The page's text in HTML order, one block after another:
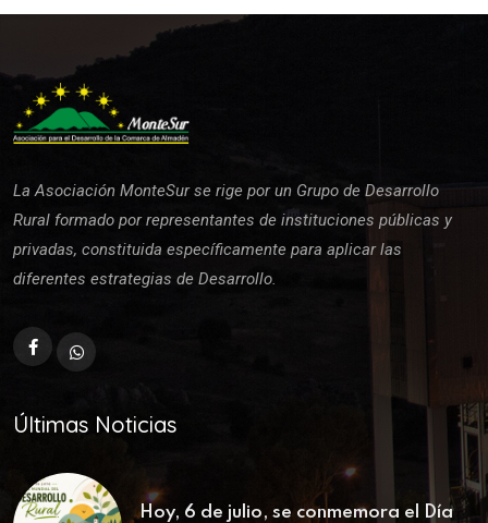
La Asociación MonteSur se rige por un Grupo de Desarrollo
Rural formado por representantes de instituciones públicas y
privadas, constituida específicamente para aplicar las
diferentes estrategias de Desarrollo.
Últimas Noticias
Hoy, 6 de julio, se conmemora el Día